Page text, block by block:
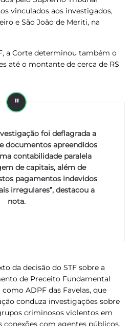
vinculados aos investigados,
e São João de Meriti, na
a Corte determinou também o
até o montante de cerca de R$
foi deflagrada a
documentos apreendidos
contabilidade paralela
de capitais, além de
pagamentos indevidos
irregulares”, destacou a
nota.
da decisão do STF sobre a
de Preceito Fundamental
ADPF das Favelas, que
conduza investigações sobre
criminosos violentos em
conexões com agentes públicos.